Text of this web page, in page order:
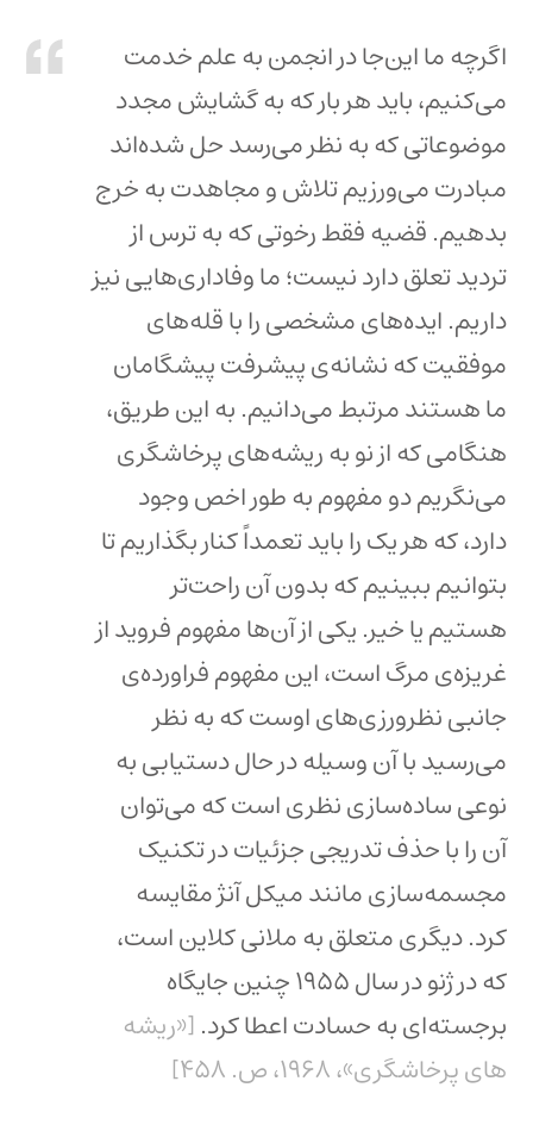
اگرچه ما این‌جا در انجمن به علم خدمت
می‌کنیم، باید هر بار که به گشایش مجدد
موضوعاتی که به نظر می‌رسد حل شده‌اند
مبادرت می‌ورزیم تلاش و مجاهدت به خرج
بدهیم. قضیه فقط رخوتی که به ترس از
تردید تعلق دارد نیست؛ ما وفاداری‌هایی نیز
داریم. ایده‌های مشخصی را با قله‌های
موفقیت که نشانه‌ی پیشرفت پیشگامان
ما هستند مرتبط می‌دانیم. به این طریق،
هنگامی که از نو به ریشه‌های پرخاشگری
می‌نگریم دو مفهوم به طور اخص وجود
دارد، که هر یک را باید تعمداً کنار بگذاریم تا
بتوانیم ببینیم که بدون آن راحت‌تر
هستیم یا خیر. یکی از آن‌ها مفهوم فروید از
غریزه‌ی مرگ است، این مفهوم فراورده‌ی
جانبی نظرورزی‌های اوست که به نظر
می‌رسید با آن وسیله در حال دستیابی به
نوعی ساده‌سازی نظری است که می‌توان
آن را با حذف تدریجی جزئیات در تکنیک
مجسمه‌سازی مانند میکل آنژ مقایسه
کرد. دیگری متعلق به ملانی کلاین است،
که در ژنو در سال ۱۹۵۵ چنین جایگاه
برجسته‌ای به حسادت اعطا کرد.[«ریشه
های پرخاشگری»، ۱۹۶۸، ص. ۴۵۸]